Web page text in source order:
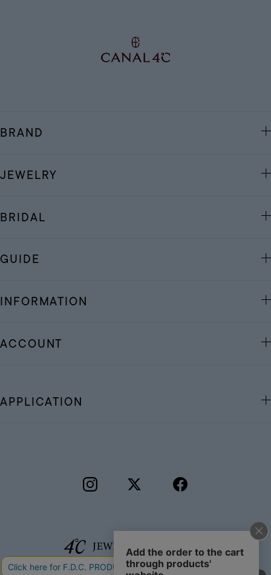
BRAND
JEWELRY
BRIDAL
GUIDE
INFORMATION
ACCOUNT
APPLICATION